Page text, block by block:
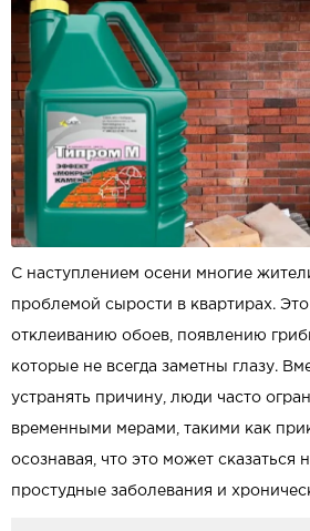
С наступлением осени многие
проблемой сырости в квартирах.
отклеиванию обоев, появлению
которые не всегда заметны глазу.
устранять причину, люди часто
временными мерами, такими как
осознавая, что это может сказаться
простудные заболевания и